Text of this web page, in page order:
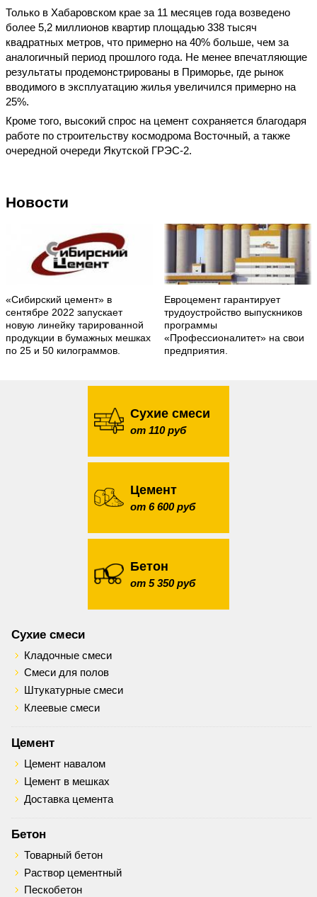
Только в Хабаровском крае за 11 месяцев года возведено
более 5,2 миллионов квартир площадью 338 тысяч
квадратных метров, что примерно на 40% больше, чем за
аналогичный период прошлого года. Не менее впечатляющие
результаты продемонстрированы в Приморье, где рынок
вводимого в эксплуатацию жилья увеличился примерно на
25%.
Кроме того, высокий спрос на цемент сохраняется благодаря
работе по строительству космодрома Восточный, а также
очередной очереди Якутской ГРЭС-2.
Новости
«Сибирский цемент» в
сентябре 2022 запускает
новую линейку тарированной
продукции в бумажных мешках
по 25 и 50 килограммов.
Евроцемент гарантирует
трудоустройство выпускников
программы
«Профессионалитет» на свои
предприятия.
Сухие смеси
от 110 руб
Цемент
от 6 600 руб
Бетон
от 5 350 руб
Сухие смеси
Кладочные смеси
Смеси для полов
Штукатурные смеси
Клеевые смеси
Цемент
Цемент навалом
Цемент в мешках
Доставка цемента
Бетон
Товарный бетон
Раствор цементный
Пескобетон